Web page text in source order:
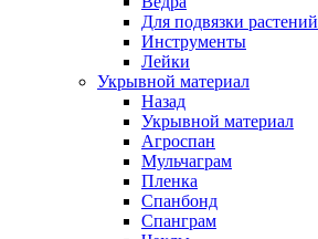
Для подвязки растений
Инструменты
Лейки
Укрывной материал
Назад
Укрывной материал
Агроспан
Мульчаграм
Пленка
Спанбонд
Спанграм